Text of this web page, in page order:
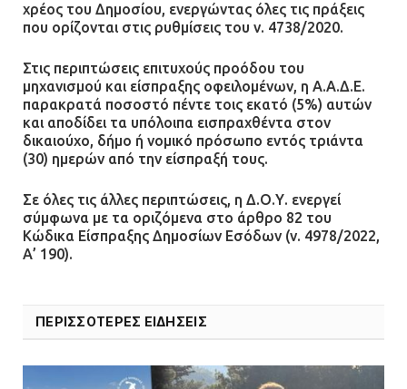
χρέος του Δημοσίου, ενεργώντας όλες τις πράξεις
που ορίζονται στις ρυθμίσεις του ν. 4738/2020.
Στις περιπτώσεις επιτυχούς προόδου του
μηχανισμού και είσπραξης οφειλομένων, η Α.Α.Δ.Ε.
παρακρατά ποσοστό πέντε τοις εκατό (5%) αυτών
και αποδίδει τα υπόλοιπα εισπραχθέντα στον
δικαιούχο, δήμο ή νομικό πρόσωπο εντός τριάντα
(30) ημερών από την είσπραξή τους.
Σε όλες τις άλλες περιπτώσεις, η Δ.Ο.Υ. ενεργεί
σύμφωνα με τα οριζόμενα στο άρθρο 82 του
Κώδικα Είσπραξης Δημοσίων Εσόδων (ν. 4978/2022,
Α’ 190).
ΠΕΡΙΣΣΟΤΕΡΕΣ ΕΙΔΗΣΕΙΣ